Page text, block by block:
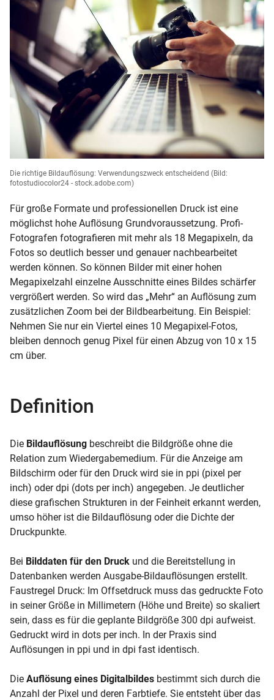
Die richtige Bildauflösung: Verwendungszweck entscheidend (Bild:
fotostudiocolor24 - stock.adobe.com)
Für große Formate und professionellen Druck ist eine
möglichst hohe Auflösung Grundvoraussetzung. Profi-
Fotografen fotografieren mit mehr als 18 Megapixeln, da
Fotos so deutlich besser und genauer nachbearbeitet
werden können. So können Bilder mit einer hohen
Megapixelzahl einzelne Ausschnitte eines Bildes schärfer
vergrößert werden. So wird das „Mehr“ an Auflösung zum
zusätzlichen Zoom bei der Bildbearbeitung. Ein Beispiel:
Nehmen Sie nur ein Viertel eines 10 Megapixel-Fotos,
bleiben dennoch genug Pixel für einen Abzug von 10 x 15
cm über.
Definition
Die Bildauflösung beschreibt die Bildgröße ohne die
Relation zum Wiedergabemedium. Für die Anzeige am
Bildschirm oder für den Druck wird sie in ppi (pixel per
inch) oder dpi (dots per inch) angegeben. Je deutlicher
diese grafischen Strukturen in der Feinheit erkannt werden,
umso höher ist die Bildauflösung oder die Dichte der
Druckpunkte.
Bei Bilddaten für den Druck und die Bereitstellung in
Datenbanken werden Ausgabe-Bildauflösungen erstellt.
Faustregel Druck: Im Offsetdruck muss das gedruckte Foto
in seiner Größe in Millimetern (Höhe und Breite) so skaliert
sein, dass es für die geplante Bildgröße 300 dpi aufweist.
Gedruckt wird in dots per inch. In der Praxis sind
Auflösungen in ppi und in dpi fast identisch.
Die Auflösung eines Digitalbildes bestimmt sich durch die
Anzahl der Pixel und deren Farbtiefe. Sie entsteht über das